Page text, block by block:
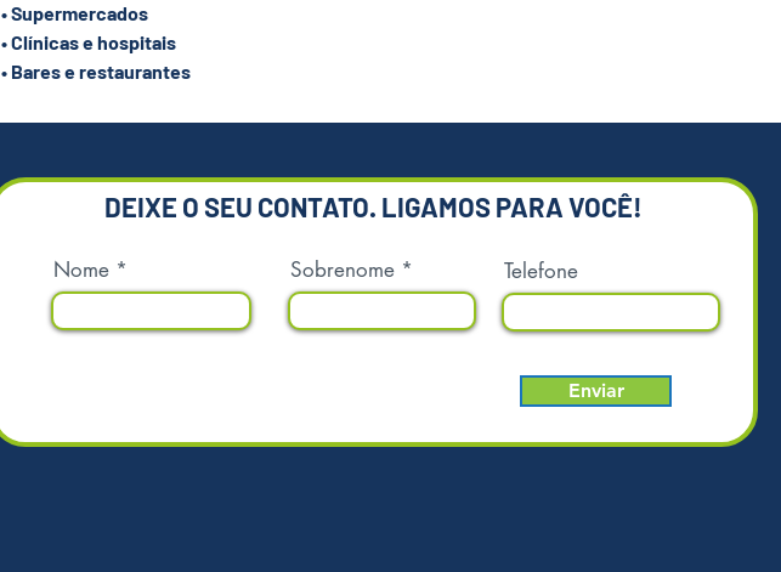
informações, estamos a disposição para
• Supermercados
• Clínicas e hospitais
• Bares e restaurantes
DEIXE O SEU CONTATO. LIGAMOS PARA VOCÊ!
Nome Sobrenome Telefone
Enviar